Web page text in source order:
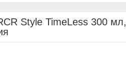
Style TimeLess 300 мл,